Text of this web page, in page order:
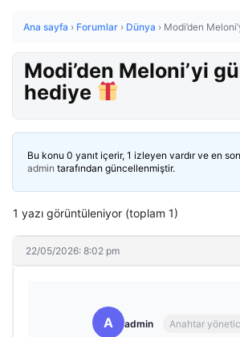
Ana sayfa › Forumlar › Dünya › Modi’den
Modi’den Meloni’yi
hediye
Bu konu 0 yanıt içerir, 1 izleyen vardır ve en son
admin tarafından güncellenmiştir.
1 yazı görüntüleniyor (toplam 1)
22/05/2026: 8:02 pm
A admin Anahtar